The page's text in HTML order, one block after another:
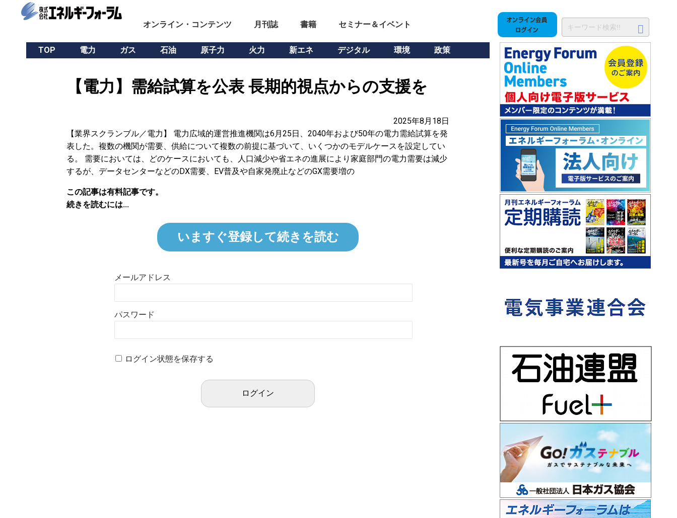
オンライン・コンテンツ 月刊誌 書籍 セミナー＆イベント
TOP 電力 ガス 石油 原子力 火力 新エネ デジタル 環境 政策
【電力】需給試算を公表 長期的視点からの支援を
2025年8月18日
【業界スクランブル／電力】 電力広域的運営推進機関は6月25日、2040年および50年の電力需給試算を発
表した。複数の機関が需要、供給について複数の前提に基づいて、いくつかのモデルケースを設定してい
る。 需要においては、どのケースにおいても、人口減少や省エネの進展により家庭部門の電力需要は減少
するが、データセンターなどのDX需要、EV普及や自家発廃止などのGX需要増の
この記事は有料記事です。
続きを読むには...
いますぐ登録して続きを読む
メールアドレス
パスワード
ログイン状態を保存する